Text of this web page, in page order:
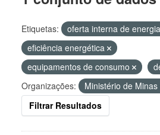
Etiquetas:
oferta interna de energia
eficiência energética
equipamentos de consumo
Organizações:
Ministério de
Filtrar Resultados